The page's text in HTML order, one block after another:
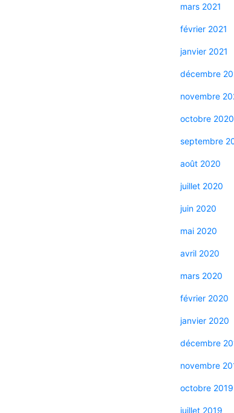
mars 2021
février 2021
janvier 2021
décembre
novembre
octobre 2020
septembre
août 2020
juillet 2020
juin 2020
mai 2020
avril 2020
mars 2020
février 2020
janvier 2020
décembre
novembre
octobre 2019
juillet 2019